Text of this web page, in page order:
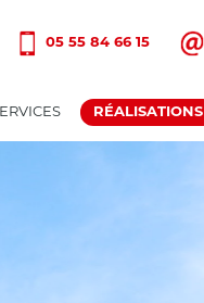
05 55 84 66 15
RÉALISATIONS